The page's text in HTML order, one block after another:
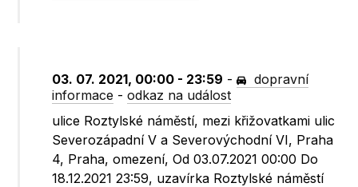
03. 07. 2021, 00:00 - 23:59 -
dopravní
informace -odkaz na událost
ulice Roztylské náměstí, mezi křižovatkami ulic
Severozápadní V a Severovýchodní VI, Praha
4, Praha, omezení, Od 03.07.2021 00:00 Do
18.12.2021 23:59, uzavírka Roztylské náměstí